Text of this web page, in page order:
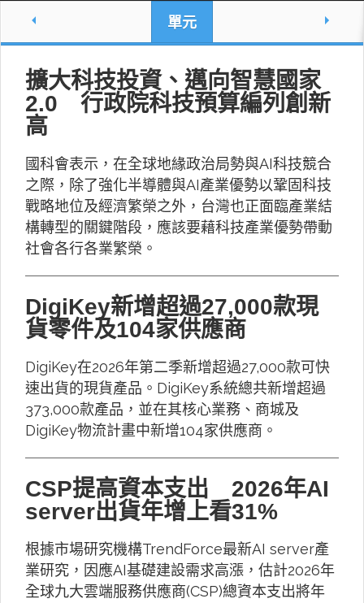
單元
擴大科技投資、邁向智慧國家
2.0 行政院科技預算編列創新
高
國科會表示，在全球地緣政治局勢與AI科技競合
之際，除了強化半導體與AI產業優勢以鞏固科技
戰略地位及經濟繁榮之外，台灣也正面臨產業結
構轉型的關鍵階段，應該要藉科技產業優勢帶動
社會各行各業繁榮。
DigiKey新增超過27,000款現
貨零件及104家供應商
DigiKey在2026年第二季新增超過27,000款可快
速出貨的現貨產品。DigiKey系統總共新增超過
373,000款產品，並在其核心業務、商城及
DigiKey物流計畫中新增104家供應商。
CSP提高資本支出 2026年AI
server出貨年增上看31%
根據市場研究機構TrendForce最新AI server產
業研究，因應AI基礎建設需求高漲，估計2026年
全球九大雲端服務供應商(CSP)總資本支出將年